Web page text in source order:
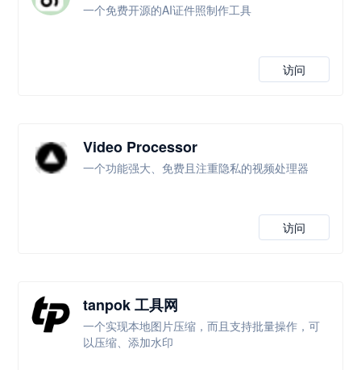
一个免费开源的AI证件照制作工具
访问
Video Processor
一个功能强大、免费且注重隐私的视频处理器
访问
tanpok 工具网
一个实现本地图片压缩，而且支持批量操作，可
以压缩、添加水印